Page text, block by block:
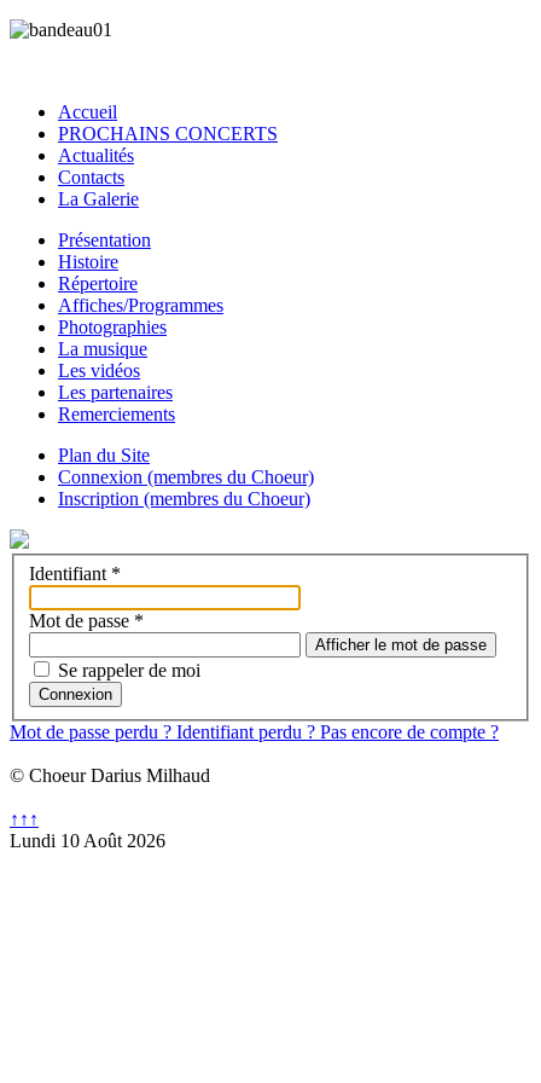
Accueil
PROCHAINS CONCERTS
Actualités
Contacts
La Galerie
Présentation
Histoire
Répertoire
Affiches/Programmes
Photographies
La musique
Les vidéos
Les partenaires
Remerciements
Plan du Site
Connexion (membres du Choeur)
Inscription (membres du Choeur)
Identifiant *
Mot de passe *
Afficher le mot de passe
Se rappeler de moi
Connexion
Mot de passe perdu ? Identifiant perdu ? Pas encore de compte ?
© Choeur Darius Milhaud
↑↑↑
Lundi 10 Août 2026